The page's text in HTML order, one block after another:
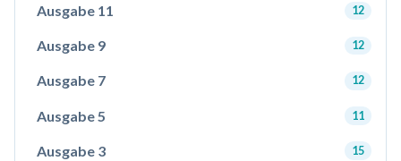
Ausgabe 11 12
Ausgabe 9 12
Ausgabe 7 12
Ausgabe 5 11
Ausgabe 3 15